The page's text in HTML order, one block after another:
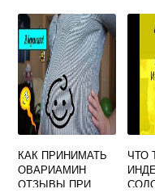
КАК ПРИНИМАТЬ
ОВАРИАМИН
ОТЗЫВЫ ПРИ
ЧТО